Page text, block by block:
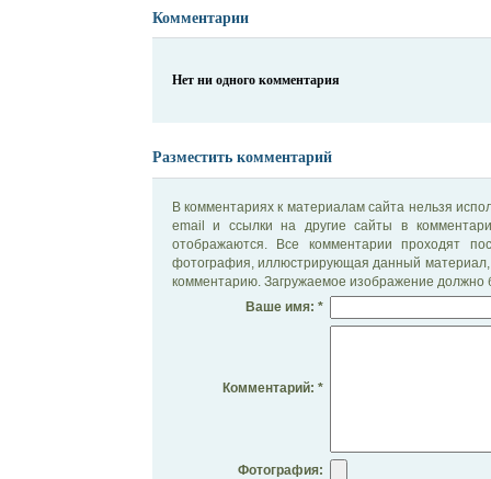
Комментарии
Нет ни одного комментария
Разместить комментарий
В комментариях к материалам сайта нельзя
email и ссылки на другие сайты в
отображаются. Все комментарии проходят
фотография, иллюстрирующая данный материал,
комментарию. Загружаемое изображение должно
Ваше имя: *
Комментарий: *
Фотография: